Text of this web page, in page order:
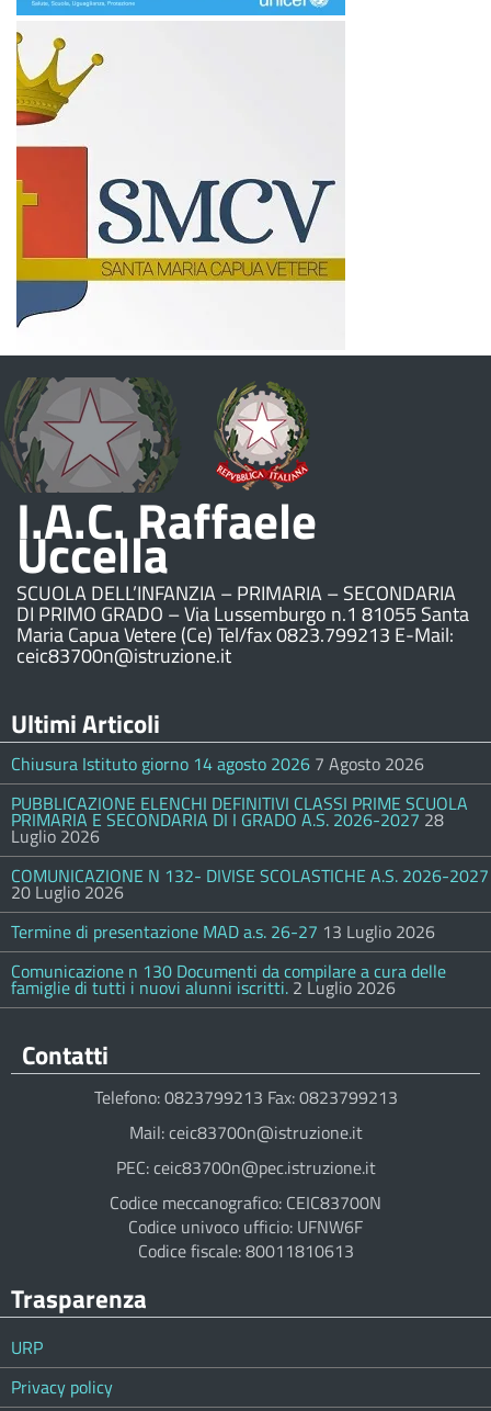
I.A.C. Raffaele
Uccella
SCUOLA DELL’INFANZIA – PRIMARIA – SECONDARIA
DI PRIMO GRADO – Via Lussemburgo n.1 81055 Santa
Maria Capua Vetere (Ce) Tel/fax 0823.799213 E-Mail:
ceic83700n@istruzione.it
Ultimi Articoli
Chiusura Istituto giorno 14 agosto 2026 7 Agosto 2026
PUBBLICAZIONE ELENCHI DEFINITIVI CLASSI PRIME SCUOLA
PRIMARIA E SECONDARIA DI I GRADO A.S. 2026-2027 28
Luglio 2026
COMUNICAZIONE N 132- DIVISE SCOLASTICHE A.S. 2026-2027
20 Luglio 2026
Termine di presentazione MAD a.s. 26-27 13 Luglio 2026
Comunicazione n 130 Documenti da compilare a cura delle
famiglie di tutti i nuovi alunni iscritti. 2 Luglio 2026
Contatti
Telefono: 0823799213 Fax: 0823799213
Mail: ceic83700n@istruzione.it
PEC: ceic83700n@pec.istruzione.it
Codice meccanografico: CEIC83700N
Codice univoco ufficio: UFNW6F
Codice fiscale: 80011810613
Trasparenza
URP
Privacy policy